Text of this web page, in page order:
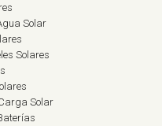
Solar
Solares
Solar